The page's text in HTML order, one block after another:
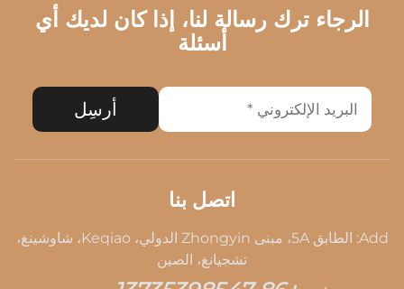
الرجاء ترك رسالة لنا، إذا كان لديك أي
أسئلة
أرسِل
اتصل بنا
Add: الطابق 5A، مبنى Zhongyin الدولي، Keqiao، شاوشينغ،
تشجيانغ، الصين